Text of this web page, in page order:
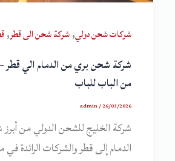
شركات شحن دولي,شركة شحن الى قطر,
شركة شحن بري من الدمام الي
من الباب للباب
admin/26/03/2026
شركة الخليج للشحن الدولي من
الدمام إلى قطر والشركات الرائدة في